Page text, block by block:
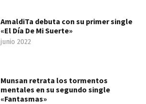
AmaldiTa debuta con su primer single
«El Día De Mi Suerte»
junio 2022
Munsan retrata los tormentos
mentales en su segundo single
«Fantasmas»